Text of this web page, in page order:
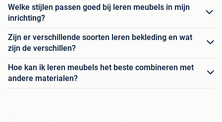
Welke stijlen passen goed bij leren meubels in mijn
inrichting?
Zijn er verschillende soorten leren bekleding en wat
zijn de verschillen?
Hoe kan ik leren meubels het beste combineren met
andere materialen?